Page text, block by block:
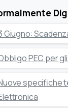
Giugno:
PEC per
specifiche